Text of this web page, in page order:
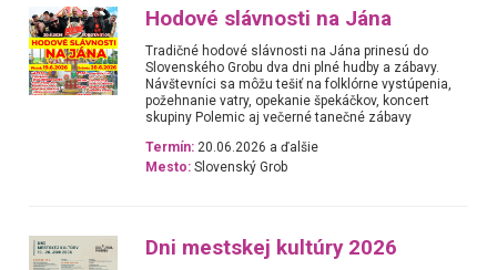
Hodové slávnosti na Jána
Tradičné hodové slávnosti na Jána prinesú do
Slovenského Grobu dva dni plné hudby a zábavy.
Návštevníci sa môžu tešiť na folklórne vystúpenia,
požehnanie vatry, opekanie špekáčkov, koncert
skupiny Polemic aj večerné tanečné zábavy
Termín: 20.06.2026 a ďalšie
Mesto: Slovenský Grob
Dni mestskej kultúry 2026